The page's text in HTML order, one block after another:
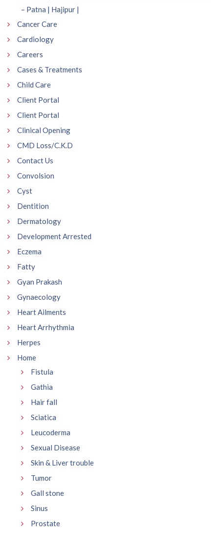
– Patna | Hajipur |
Cancer Care
Cardiology
Careers
Cases & Treatments
Child Care
Client Portal
Client Portal
Clinical Opening
CMD Loss/C.K.D
Contact Us
Convolsion
Cyst
Dentition
Dermatology
Development Arrested
Eczema
Fatty
Gyan Prakash
Gynaecology
Heart Ailments
Heart Arrhythmia
Herpes
Home
Fistula
Gathia
Hair fall
Sciatica
Leucoderma
Sexual Disease
Skin & Liver trouble
Tumor
Gall stone
Sinus
Prostate